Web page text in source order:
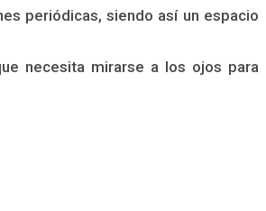
periódicas, siendo así un espacio
necesita mirarse a los ojos para